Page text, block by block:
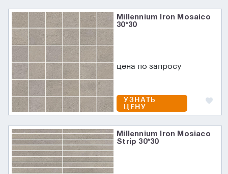
Millennium Iron Mosaico
30*30
цена по запросу
УЗНАТЬ
ЦЕНУ
Millennium Iron Mosiaco
Strip 30*30